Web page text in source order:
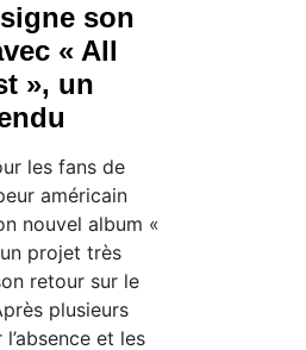
son
« All
», un
les fans de
américain
nouvel album «
projet très
retour sur le
plusieurs
et les